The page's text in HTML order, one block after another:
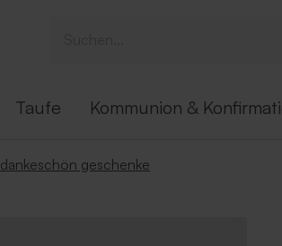
Taufe Kommunion &
dankeschön geschenke